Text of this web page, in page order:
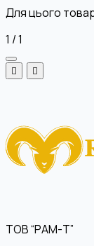
Для цього
1 /1
ТОВ “РАМ-Т”